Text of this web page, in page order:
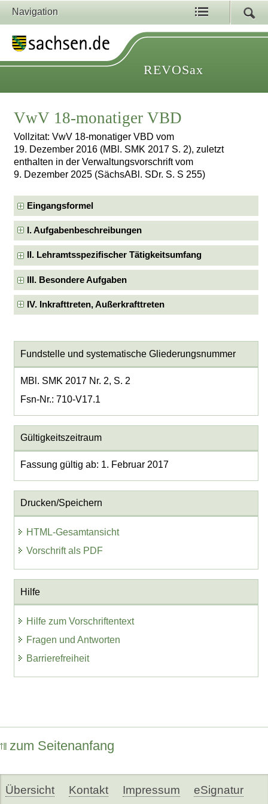
Navigation
REVOSax
VwV 18-monatiger VBD
Vollzitat: VwV 18-monatiger VBD vom
19. Dezember 2016 (MBl. SMK 2017 S. 2), zuletzt
enthalten in der Verwaltungsvorschrift vom
9. Dezember 2025 (SächsABl. SDr. S. S 255)
Eingangsformel
I. Aufgabenbeschreibungen
II. Lehramtsspezifischer Tätigkeitsumfang
III. Besondere Aufgaben
IV. Inkrafttreten, Außerkrafttreten
Fundstelle und systematische Gliederungsnummer
MBl. SMK 2017 Nr. 2, S. 2
Fsn-Nr.: 710-V17.1
Gültigkeitszeitraum
Fassung gültig ab: 1. Februar 2017
Drucken/Speichern
HTML-Gesamtansicht
Vorschrift als PDF
Hilfe
Hilfe zum Vorschriftentext
Fragen und Antworten
Barrierefreiheit
zum Seitenanfang
Übersicht Kontakt Impressum eSignatur